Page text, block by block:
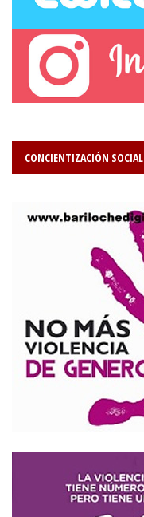
CONCIENTIZACIÓN SOCIAL